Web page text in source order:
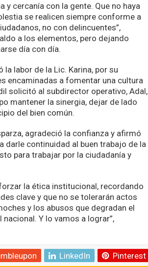
y cercanía con la gente. Que no haya
se realicen siempre conforme a
no con delincuentes”,
a los elementos, pero dejando
día con día.
labor de la Lic. Karina, por su
encaminadas a fomentar una cultura
solicitó al subdirector operativo, Adal,
mantener la sinergia, dejar de lado
del bien común.
agradeció la confianza y afirmó
darle continuidad al buen trabajo de la
para trabajar por la ciudadanía y
la ética institucional, recordando
clave y que no se tolerarán actos
y los abusos que degradan el
Y lo vamos a lograr”,
LinkedIn Pinterest